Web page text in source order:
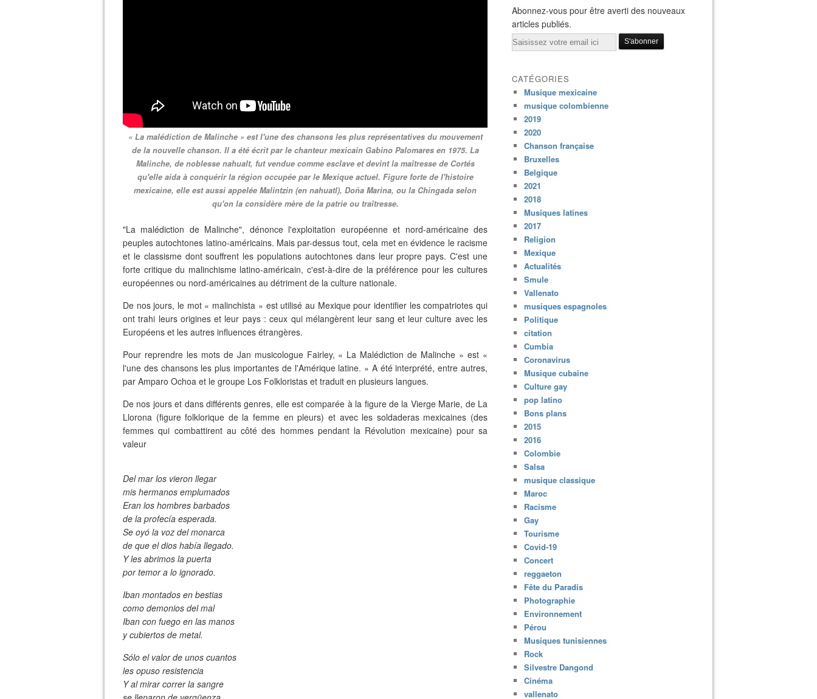
« La malédiction de Malinche » est l'une des chansons les plus représentatives du mouvement
de la nouvelle chanson. Il a été écrit par le chanteur mexicain Gabino Palomares en 1975. La
Malinche, de noblesse nahualt, fut vendue comme esclave et devint la maîtresse de Cortés
qu'elle aida à conquérir la région occupée par le Mexique actuel. Figure forte de l'histoire
mexicaine, elle est aussi appelée Malintzin (en nahuatl), Doña Marina, ou la Chingada selon
qu'on la considère mère de la patrie ou traîtresse.
"La malédiction de Malinche", dénonce l'exploitation européenne et nord-américaine des
peuples autochtones latino-américains. Mais par-dessus tout, cela met en évidence le racisme
et le classisme dont souffrent les populations autochtones dans leur propre pays. C'est une
forte critique du malinchisme latino-américain, c'est-à-dire de la préférence pour les cultures
européennes ou nord-américaines au détriment de la culture nationale.
De nos jours, le mot « malinchista » est utilisé au Mexique pour identifier les compatriotes qui
ont trahi leurs origines et leur pays : ceux qui mélangèrent leur sang et leur culture avec les
Européens et les autres influences étrangères.
Pour reprendre les mots de Jan musicologue Fairley, « La Malédiction de Malinche » est «
l'une des chansons les plus importantes de l'Amérique latine. » A été interprété, entre autres,
par Amparo Ochoa et le groupe Los Folkloristas et traduit en plusieurs langues.
De nos jours et dans différents genres, elle est comparée à la figure de la Vierge Marie, de La
Llorona (figure folklorique de la femme en pleurs) et avec les soldaderas mexicaines (des
femmes qui combattirent au côté des hommes pendant la Révolution mexicaine) pour sa
valeur
Del mar los vieron llegar
mis hermanos emplumados
Eran los hombres barbados
de la profecía esperada.
Se oyó la voz del monarca
de que el dios había llegado.
Y les abrimos la puerta
por temor a lo ignorado.
Iban montados en bestias
como demonios del mal
Iban con fuego en las manos
y cubiertos de metal.
Sólo el valor de unos cuantos
les opuso resistencia
Y al mirar correr la sangre
Abonnez-vous pour être averti des nouveaux
articles publiés.
Email
CATÉGORIES
Musique mexicaine
musique colombienne
2019
2020
Chanson française
Bruxelles
Belgique
2021
2018
Musiques latines
2017
Religion
Mexique
Actualités
Smule
Vallenato
musiques espagnoles
Politique
citation
Cumbia
Coronavirus
Musique cubaine
Culture gay
pop latino
Bons plans
2015
2016
Colombie
Salsa
musique classique
Maroc
Racisme
Gay
Tourisme
Covid-19
Concert
reggaeton
Fête du Paradis
Photographie
Environnement
Pérou
Musiques tunisiennes
Rock
Silvestre Dangond
Cinéma
vallenato